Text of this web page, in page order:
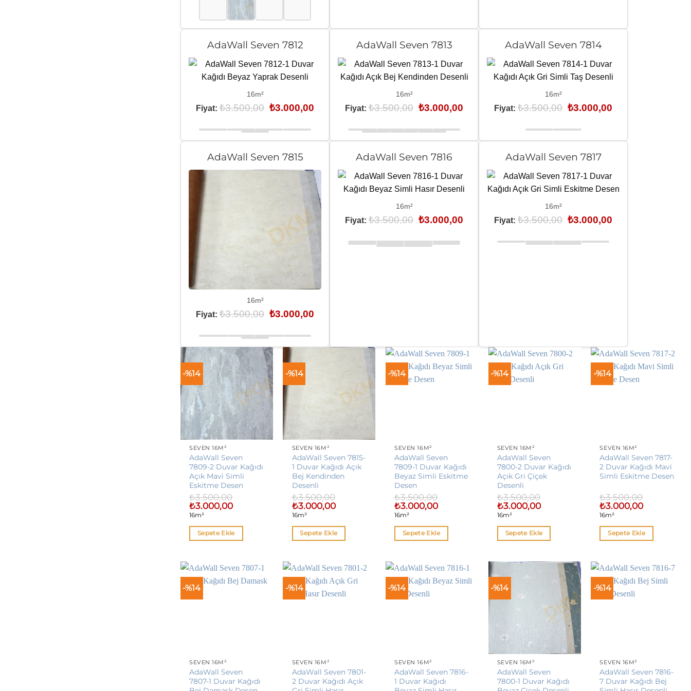
AdaWall Seven 7812
16m²
Fiyat:₺3.500,00 Orijinal
₺3.000,00Şu
₺3.000,00.
AdaWall Seven 7813
16m²
Fiyat:₺3.500,00 Orijinal
₺3.000,00Şu
AdaWall Seven 7814
16m²
Fiyat:₺3.500,00 Orijinal
₺3.000,00Şu
AdaWall Seven 7815
16m²
Fiyat:₺3.500,00 Orijinal
₺3.000,00Şu
AdaWall Seven 7816
16m²
Fiyat:₺3.500,00 Orijinal
₺3.000,00Şu
₺3.000,00.
AdaWall Seven 7817
16m²
Fiyat:₺3.500,00 Orijinal
₺3.000,00Şu
-%14
SEVEN 16M²
AdaWall Seven
7809-2 Duvar Kağıdı
Açık Mavi Simli
Eskitme Desen
₺3.500,00
Orijinal
fiyat:
₺3.500,00.
₺3.000,00Şu
₺3.000,00.
16m²
Sepete Ekle
-%14
SEVEN 16M²
AdaWall Seven 7815-
1 Duvar Kağıdı Açık
Bej Kendinden
Desenli
₺3.500,00
Orijinal
fiyat:
₺3.500,00.
₺3.000,00Şu
andaki
₺3.000,00.
16m²
Sepete Ekle
-%14
SEVEN 16M²
AdaWall Seven
7809-1 Duvar Kağıdı
Beyaz Simli Eskitme
Desen
₺3.500,00
Orijinal
fiyat:
₺3.500,00.
₺3.000,00Şu
₺3.000,00.
16m²
Sepete Ekle
-%14
SEVEN 16M²
AdaWall Seven
7800-2 Duvar Kağıdı
Açık Gri Çiçek
Desenli
₺3.500,00
Orijinal
fiyat:
₺3.500,00.
₺3.000,00Şu
andaki
₺3.000,00.
16m²
Sepete Ekle
-%14
SEVEN 16M²
AdaWall Seven 7817-
2 Duvar Kağıdı Mavi
Simli Eskitme Desen
₺3.500,00
Orijinal
fiyat:
₺3.500,00.
₺3.000,00Şu
₺3.000,00.
16m²
Sepete Ekle
-%14
SEVEN 16M²
AdaWall Seven
7807-1 Duvar Kağıdı
-%14
SEVEN 16M²
AdaWall Seven 7801-
2 Duvar Kağıdı Açık
-%14
SEVEN 16M²
AdaWall Seven 7816-
1 Duvar Kağıdı
-%14
SEVEN 16M²
AdaWall Seven
7800-1 Duvar Kağıdı
-%14
SEVEN 16M²
AdaWall Seven 7816-
7 Duvar Kağıdı Bej